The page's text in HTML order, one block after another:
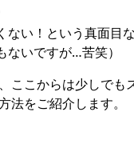
ない！という真面目
ないですが…苦笑）
ここからは少しでも
法をご紹介します。